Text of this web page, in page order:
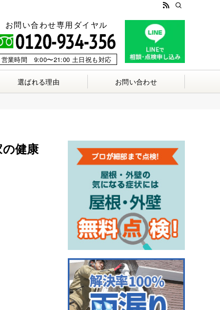
選ばれる理由 お問い合わせ
お問い合わせ専用ダイヤル
営業時間 9:00〜21:00 土日祝も対応
健康